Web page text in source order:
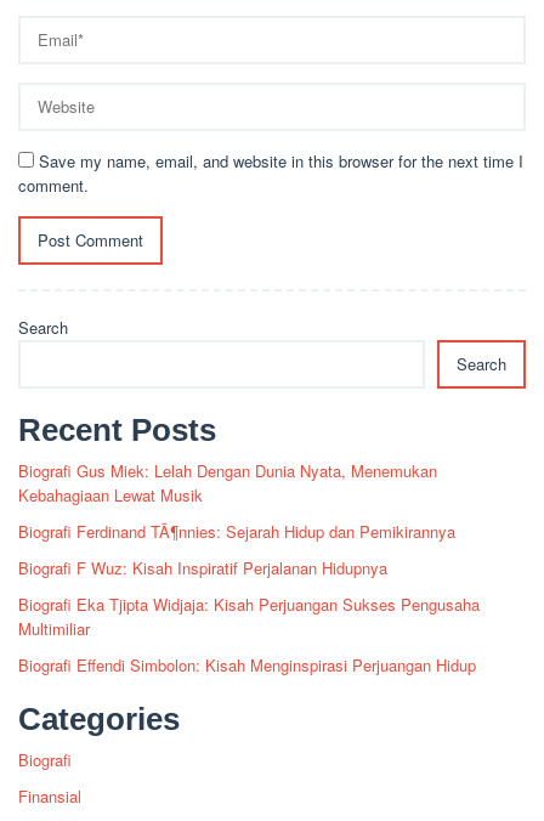
Save my name, email, and website in this browser for the next time I
comment.
Search
Search
Recent Posts
Biografi Gus Miek: Lelah Dengan Dunia Nyata, Menemukan
Kebahagiaan Lewat Musik
Biografi Ferdinand TÃ¶nnies: Sejarah Hidup dan Pemikirannya
Biografi F Wuz: Kisah Inspiratif Perjalanan Hidupnya
Biografi Eka Tjipta Widjaja: Kisah Perjuangan Sukses Pengusaha
Multimiliar
Biografi Effendi Simbolon: Kisah Menginspirasi Perjuangan Hidup
Categories
Biografi
Finansial